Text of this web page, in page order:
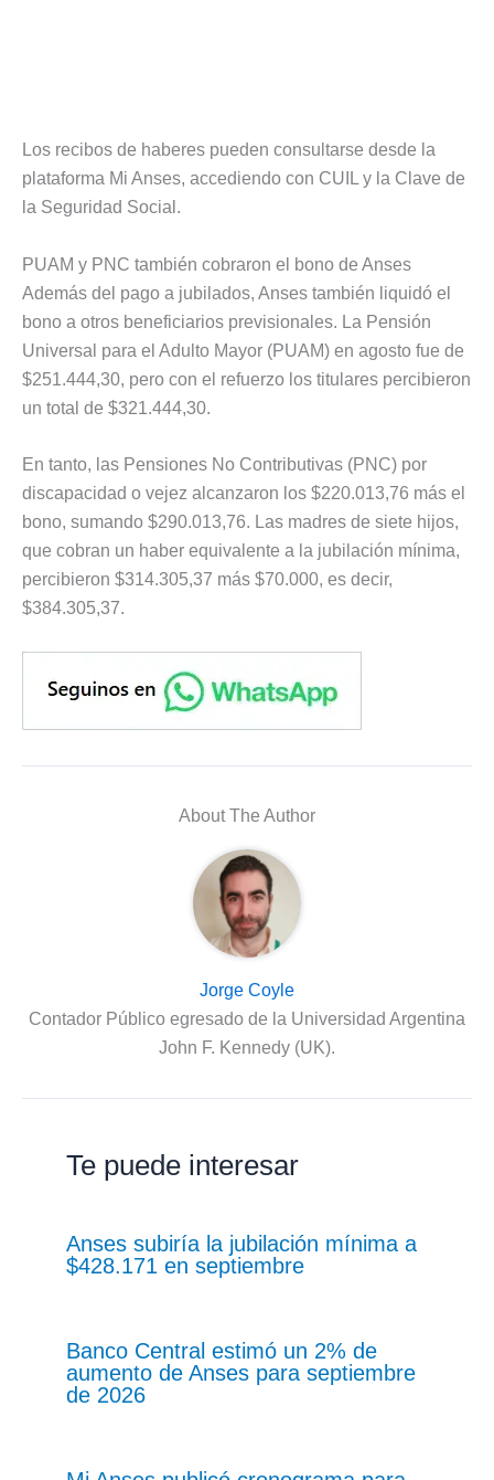
Los recibos de haberes pueden consultarse desde la
plataforma Mi Anses, accediendo con CUIL y la Clave de
la Seguridad Social.
PUAM y PNC también cobraron el bono de Anses
Además del pago a jubilados, Anses también liquidó el
bono a otros beneficiarios previsionales. La Pensión
Universal para el Adulto Mayor (PUAM) en agosto fue de
$251.444,30, pero con el refuerzo los titulares percibieron
un total de $321.444,30.
En tanto, las Pensiones No Contributivas (PNC) por
discapacidad o vejez alcanzaron los $220.013,76 más el
bono, sumando $290.013,76. Las madres de siete hijos,
que cobran un haber equivalente a la jubilación mínima,
percibieron $314.305,37 más $70.000, es decir,
$384.305,37.
About The Author
Jorge Coyle
Contador Público egresado de la Universidad Argentina
John F. Kennedy (UK).
Te puede interesar
Anses subiría la jubilación mínima a
$428.171 en septiembre
Banco Central estimó un 2% de
aumento de Anses para septiembre
de 2026